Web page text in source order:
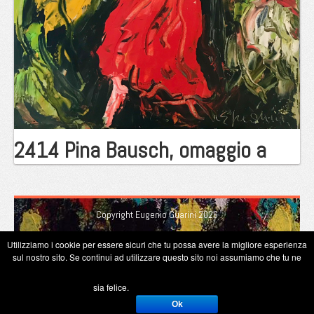
2414 Pina Bausch, omaggio a
Copyright Eugenio Guarini 2026
Utilizziamo i cookie per essere sicuri che tu possa avere la migliore esperienza
sul nostro sito. Se continui ad utilizzare questo sito noi assumiamo che tu ne
sia felice.
Ok